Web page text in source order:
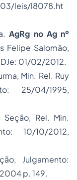
leis/l8078.ht
AgRg no Ag nº
Felipe Salomão,
01/02/2012.
Min. Rel. Ruy
25/04/1995,
Seção, Rel. Min.
10/10/2012,
Julgamento:
p. 149.